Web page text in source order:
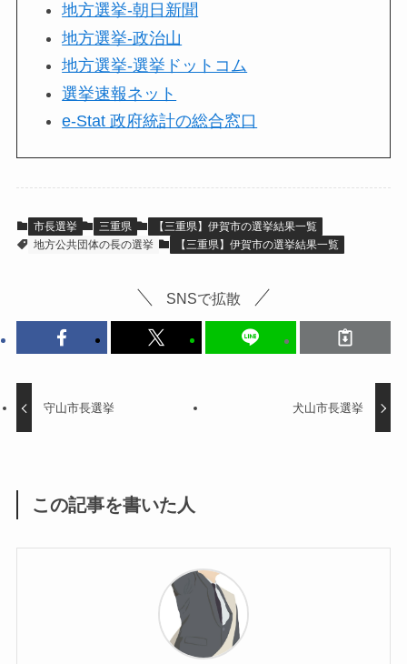
地方選挙-朝日新聞
地方選挙-政治山
地方選挙-選挙ドットコム
選挙速報ネット
e-Stat 政府統計の総合窓口
市長選挙 三重県
【三重県】伊賀市の選挙結果一覧
地方公共団体の長の選挙
【三重県】伊賀市の選挙結果一覧
SNSで拡散
守山市長選挙 犬山市長選挙
この記事を書いた人